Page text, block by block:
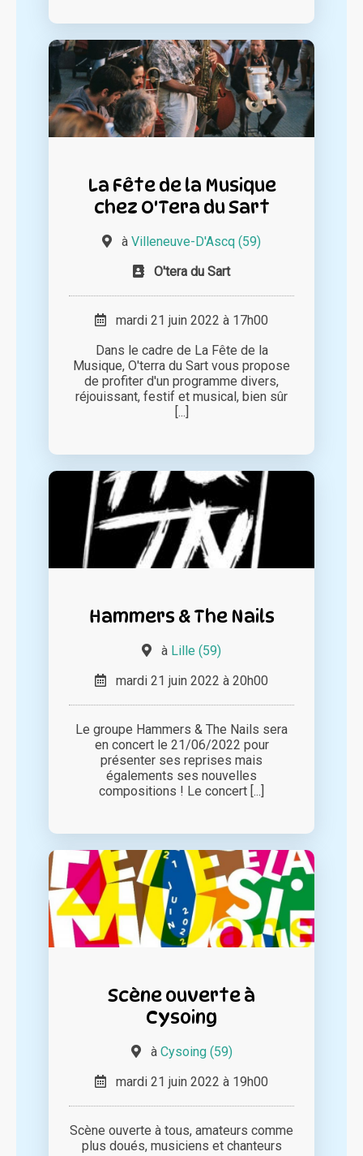
La Fête de la Musique
chez O'Tera du Sart
à Villeneuve-D'Ascq (59)
O'tera du Sart
mardi 21 juin 2022 à 17h00
Dans le cadre de La Fête de la
Musique, O'terra du Sart vous propose
de profiter d'un programme divers,
réjouissant, festif et musical, bien sûr
[...]
Hammers & The Nails
à Lille (59)
mardi 21 juin 2022 à 20h00
Le groupe Hammers & The Nails sera
en concert le 21/06/2022 pour
présenter ses reprises mais
égalements ses nouvelles
compositions ! Le concert [...]
Scène ouverte à
Cysoing
à Cysoing (59)
mardi 21 juin 2022 à 19h00
Scène ouverte à tous, amateurs comme
plus doués, musiciens et chanteurs